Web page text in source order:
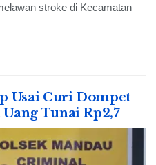
stroke di Kecamatan
Usai Curi Dompet
Tunai Rp2,7